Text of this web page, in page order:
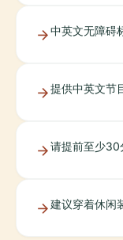
中英文无障碍
提供中英文节
请提前至少30
建议穿着休闲